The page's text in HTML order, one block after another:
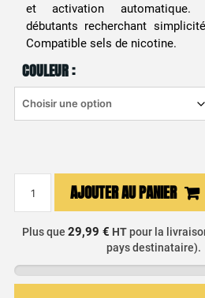
et activation automatique.
débutants recherchant
Compatible sels de nicotine.
COULEUR :
Klypse
-
AJOUTER AU PANIER
Plus que 29,99 € HTpour la
pays destinataire).